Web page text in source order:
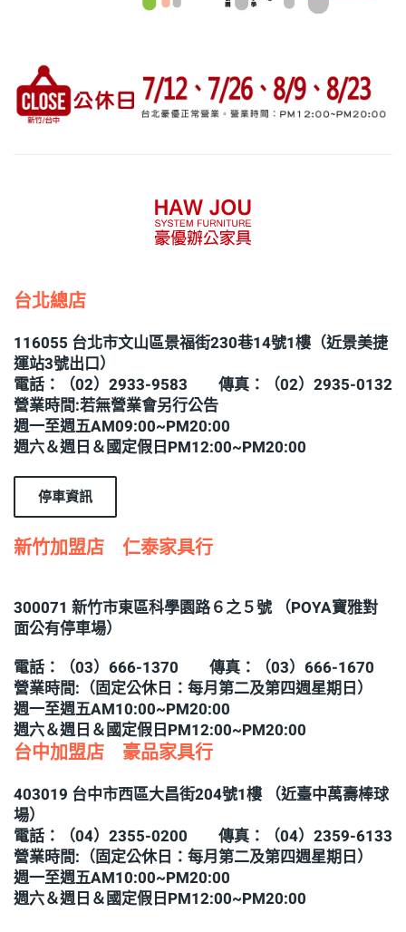
台北總店
116055 台北市文山區景福街230巷14號1樓（近景美捷
運站3號出口）
電話：（02）2933-9583 傳真：（02）2935-0132
營業時間:若無營業會另行公告
週一至週五AM09:00~PM20:00
週六＆週日＆國定假日PM12:00~PM20:00
停車資訊
新竹加盟店 仁泰家具行
300071 新竹市東區科學園路６之５號 （POYA寶雅對
面公有停車場）
電話：（03）666-1370 傳真：（03）666-1670
營業時間:（固定公休日：每月第二及第四週星期日）
週一至週五AM10:00~PM20:00
週六＆週日＆國定假日PM12:00~PM20:00
台中加盟店 豪品家具行
403019 台中市西區大昌街204號1樓 （近臺中萬壽棒球
場）
電話：（04）2355-0200 傳真：（04）2359-6133
營業時間:（固定公休日：每月第二及第四週星期日）
週一至週五AM10:00~PM20:00
週六＆週日＆國定假日PM12:00~PM20:00